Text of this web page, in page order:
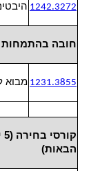
1242.3272
חובה בהתמחות
1231.3855 מבוא
הבאות)